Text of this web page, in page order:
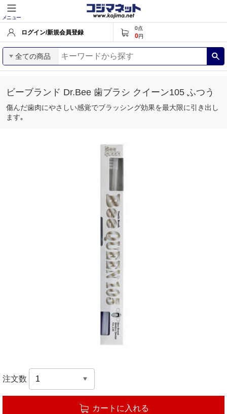
メニュー
ログイン/新規会員登録
0点
0円
全ての商品
ビーブランド Dr.Bee 歯ブラシ クイーン105 ふつう
傷んだ歯肉にやさしい感覚でブラッシング効果を最大限に引き出し
ます｡
注文数
カートに入れる